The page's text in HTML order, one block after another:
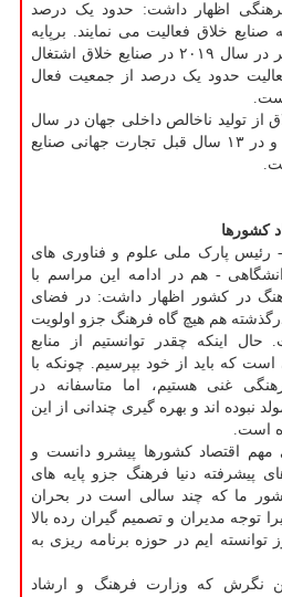
اظهار داشت: حدود یک درصد
خلاق فعالیت می نمایند. برپایه
آمار یونسکو ۲۹٫۵ میلیون نفر در سال ۲۰۱۹ در صنایع خلاق اشتغال
حدود یک درصد از جمعیت فعال
از تولید ناخالص داخلی جهان در سال
۲۰۱۸، سه درصد بوده است و در ۱۳ سال قبل تجارت جهانی صنایع
کشورها
پارک ملی علوم و فناوری های
- هم در ادامه این مراسم با
در کشور اظهار داشت: در فضای
هم هیچ گاه فرهنگ جزو اولویت
اینکه چقدر توانستیم از منابع
که باید از خود بپرسیم. چونکه با
غنی هستیم، اما متاسفانه در
نبوده اند و بهره گیری چندانی از این
است.
اقتصاد کشورها پیشرو دانست و
پیشرفته دنیا فرهنگ جزو پایه های
ما که چند سالی است در بحران
توجه مدیران و تصمیم گیران رده بالا
ایم در حوزه برنامه ریزی به
نگرش که وزارت فرهنگ و ارشاد